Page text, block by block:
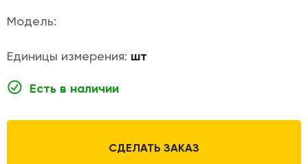
Модель:
Единицы измерения: шт
Есть в наличии
СДЕЛАТЬ ЗАКАЗ